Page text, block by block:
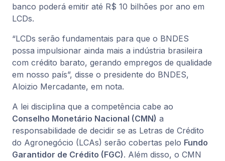
banco poderá emitir até R$ 10 bilhões por ano em
LCDs.
“LCDs serão fundamentais para que o BNDES
possa impulsionar ainda mais a indústria brasileira
com crédito barato, gerando empregos de qualidade
em nosso país”, disse o presidente do BNDES,
Aloizio Mercadante, em nota.
A lei disciplina que a competência cabe ao
Conselho Monetário Nacional (CMN) a
responsabilidade de decidir se as Letras de Crédito
do Agronegócio (LCAs) serão cobertas pelo Fundo
Garantidor de Crédito (FGC). Além disso, o CMN